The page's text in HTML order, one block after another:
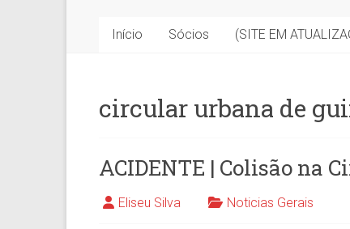
Início Sócios (SITE EM
circular urbana de
ACIDENTE | Colisão na
Eliseu Silva Noticias Gerais